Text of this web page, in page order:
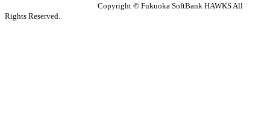
Copyright © Fukuoka SoftBank HAWKS All
Rights Reserved.